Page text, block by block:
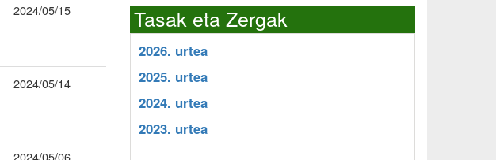
2024/05/15
2024/05/14
2024/05/06
Tasak eta Zergak
2026. urtea
2025. urtea
2024. urtea
2023. urtea